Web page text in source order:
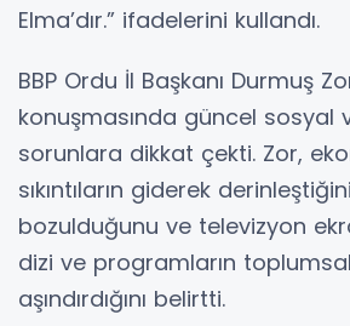
Elma’dır.” ifadelerini kullandı.
BBP Ordu İl Başkanı Durmuş
konuşmasında güncel sosyal
sorunlara dikkat çekti. Zor,
sıkıntıların giderek
bozulduğunu ve televizyon
dizi ve programların
aşındırdığını belirtti.